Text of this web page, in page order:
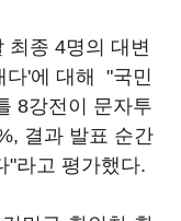
최종 4명의 대변
다'에 대해 "국민
8강전이 문자투
결과 발표 순간
"라고 평가했다.